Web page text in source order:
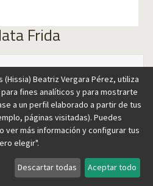
Frida
al carrito
Beatriz Vergara Pérez, utiliza
fines analíticos y para mostrarte
a un perfil elaborado a partir de tus
páginas visitadas). Puedes
ver más información y configurar tus
elegir".
Descartar todas Aceptar todo